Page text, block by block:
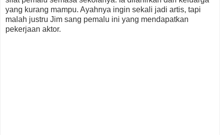
yang kurang mampu. Ayahnya ingin sekali jadi artis, tapi
malah justru Jim sang pemalu ini yang mendapatkan
pekerjaan aktor.